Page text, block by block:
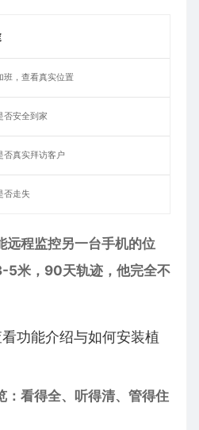
班，查看真实位置
否安全到家
否真实拜访客户
否走失
程监控另一台手机的位
5米，90天轨迹，他完全不
功能介绍与如何安装植
：看得全、听得清、管得住